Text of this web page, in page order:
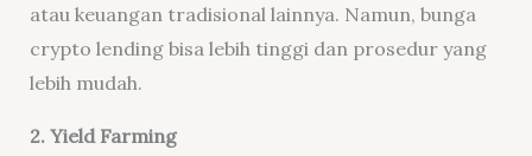
atau keuangan tradisional lainnya. Namun, bunga
crypto lending bisa lebih tinggi dan prosedur yang
lebih mudah.
2. Yield Farming